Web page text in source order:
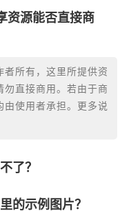
资源能否直接商
者所有，这里所提供资
勿直接商用。若由于商
由使用者承担。更多说
了？
的示例图片？